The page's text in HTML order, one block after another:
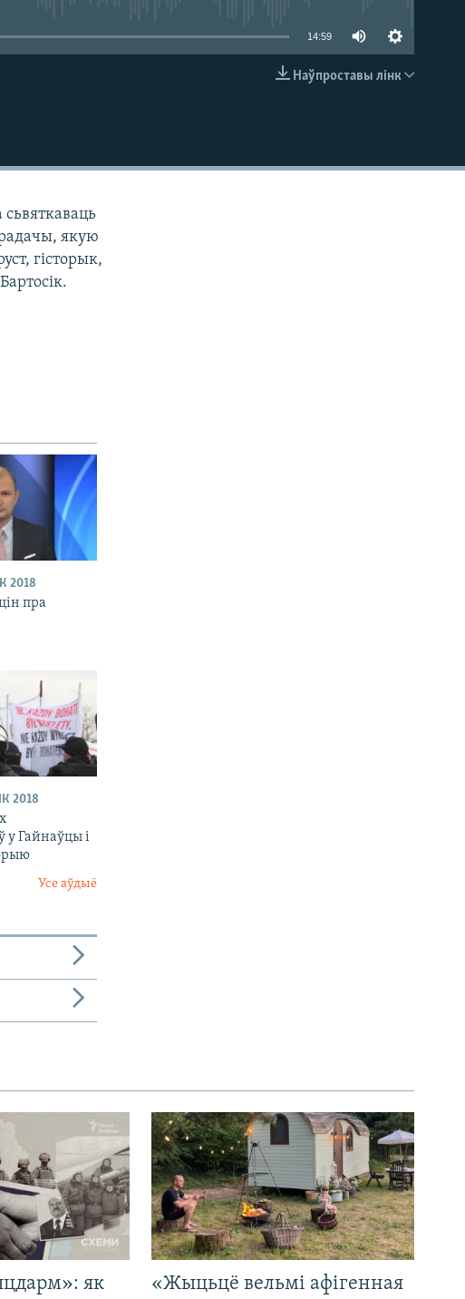
14:59
Наўпроставы лінк
сьвяткаваць
якую
гісторык,
2018
пра
2018
у Гайнаўцы і
Усе аўдыё
як
«Жыцьцё вельмі афігенная